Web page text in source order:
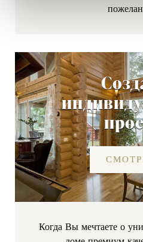
Когда Вы мечтаете о